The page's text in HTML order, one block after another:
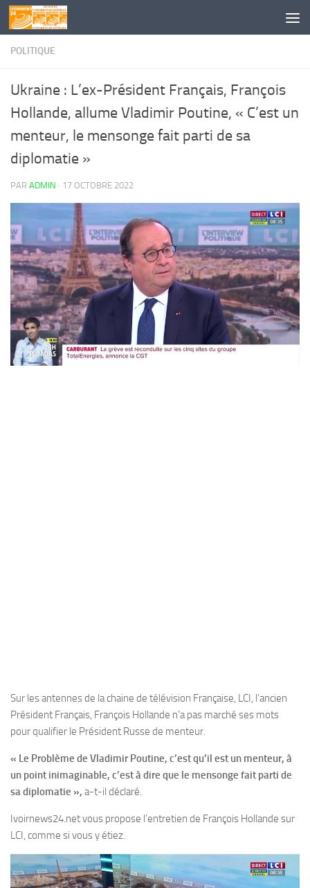
Skip to content
POLITIQUE
Ukraine : L’ex-Président Français, François
Hollande, allume Vladimir Poutine, « C’est un
menteur, le mensonge fait parti de sa
diplomatie »
PAR ADMIN · 17 OCTOBRE 2022
Sur les antennes de la chaine de télévision Française, LCI, l’ancien
Président Français, François Hollande n’a pas marché ses mots
pour qualifier le Président Russe de menteur.
« Le Problème de Vladimir Poutine, c’est qu’il est un menteur, à
un point inimaginable, c’est à dire que le mensonge fait parti de
sa diplomatie », a-t-il déclaré.
Ivoirnews24.net vous propose l’entretien de François Hollande sur
LCI, comme si vous y étiez.